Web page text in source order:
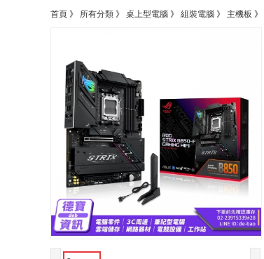
首頁 》 所有分類 》 桌上型電腦 》 組裝電腦 》 主機板 》